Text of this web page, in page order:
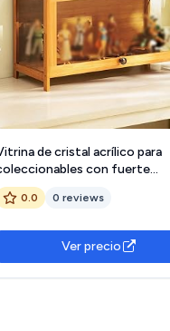
de cristal acrílico para
con fuerte
de carga, color
x 32 x 40 cm
0.0 0 reviews
Ver precio